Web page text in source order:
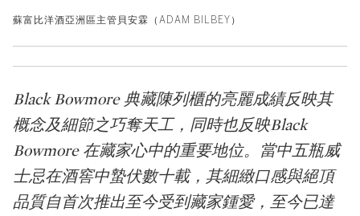
蘇富比洋酒亞洲區主管貝安霖（ADAM BILBEY）
Black Bowmore 典藏陳列櫃的亮麗成績反映其
概念及細節之巧奪天工，同時也反映Black
Bowmore 在藏家心中的重要地位。當中五瓶威
士忌在酒窖中蟄伏數十載，其細緻口感與絕頂
品質自首次推出至今受到藏家鍾愛，至今已達